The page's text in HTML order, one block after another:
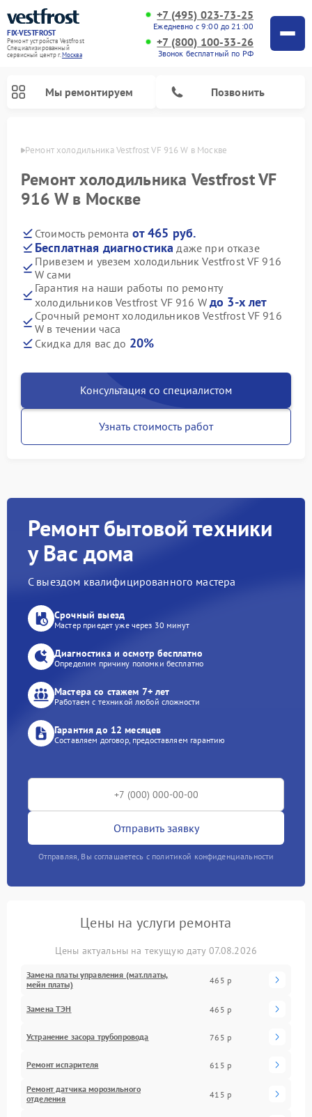
FIX-VESTFROST
Ремонт устройств Vestfrost
Специализированный
cервисный центр г.Москва
+7 (495) 023-73-25
Ежедневно с 9:00 до 21:00
+7 (800) 100-33-26
Звонок бесплатный по РФ
Мы ремонтируем Позвонить
Ремонт холодильника Vestfrost VF 916 W в Москве
Ремонт холодильника Vestfrost VF
916 W в Москве
Стоимость ремонта от 465 руб.
Бесплатная диагностика даже при отказе
Привезем и увезем холодильник Vestfrost VF 916
W сами
Гарантия на наши работы по ремонту
холодильников Vestfrost VF 916 W до 3-х лет
Срочный ремонт холодильников Vestfrost VF 916
W в течении часа
Скидка для вас до 20%
Консультация со специалистом
Узнать стоимость работ
Ремонт бытовой техники
у Вас дома
С выездом квалифицированного мастера
Срочный выезд
Мастер приедет уже через 30 минут
Диагностика и осмотр бесплатно
Определим причину поломки бесплатно
Мастера со стажем 7+ лет
Работаем с техникой любой сложности
Гарантия до 12 месяцев
Составляем договор, предоставляем гарантию
Отправить заявку
Отправляя, Вы соглашаетесь с политикой конфиденциальности
Цены на услуги ремонта
Цены актуальны на текущую дату 07.08.2026
Замена платы управления (мат.платы,
мейн платы)
465 р
Замена ТЭН 465 р
Устранение засора трубопровода 765 р
Ремонт испарителя 615 р
Ремонт датчика морозильного
отделения
415 р